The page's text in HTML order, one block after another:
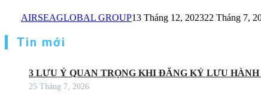
AIRSEAGLOBAL GROUP13 Tháng 12, 202322 Tháng 7,
Tin mới
3 LƯU Ý QUAN TRỌNG KHI ĐĂNG KÝ LƯU
25 Tháng 7, 2026